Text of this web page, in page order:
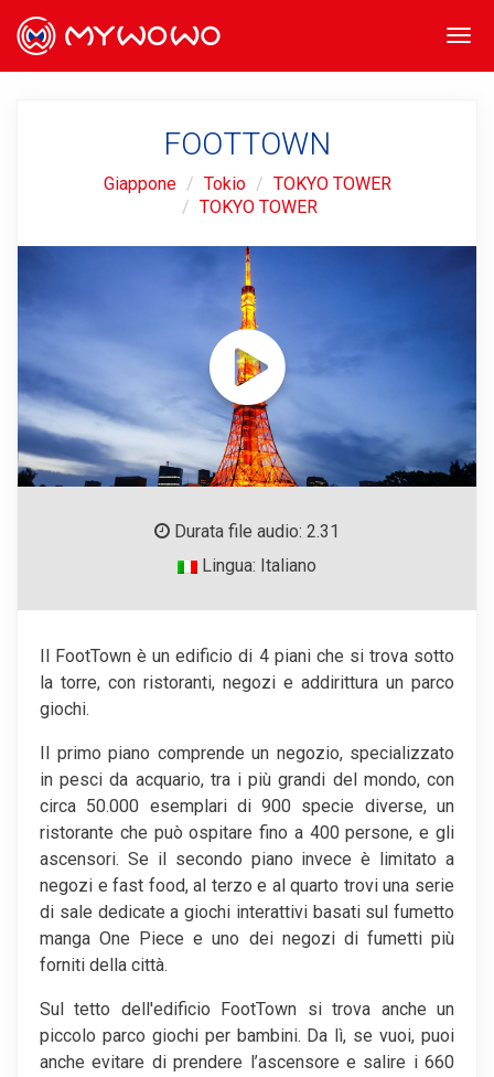
FOOTTOWN
Giappone Tokio
TOKYO TOWER
TOKYO TOWER
Durata file audio: 2.31
Lingua: Italiano
Il FootTown è un edificio di 4 piani che si trova sotto
la torre, con ristoranti, negozi e addirittura un parco
giochi.
Il primo piano comprende un negozio, specializzato
in pesci da acquario, tra i più grandi del mondo, con
circa 50.000 esemplari di 900 specie diverse, un
ristorante che può ospitare fino a 400 persone, e gli
ascensori. Se il secondo piano invece è limitato a
negozi e fast food, al terzo e al quarto trovi una serie
di sale dedicate a giochi interattivi basati sul fumetto
manga One Piece e uno dei negozi di fumetti più
forniti della città.
Sul tetto dell'edificio FootTown si trova anche un
piccolo parco giochi per bambini. Da lì, se vuoi, puoi
anche evitare di prendere l’ascensore e salire i 660